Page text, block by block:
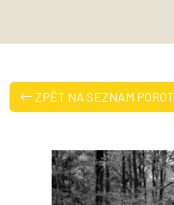
ZPĚT NA SEZNAM